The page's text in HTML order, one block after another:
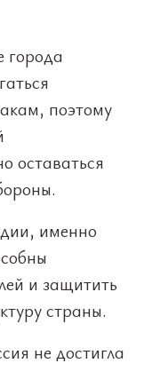
города
поэтому
оставаться
именно
и защитить
страны.
не достигла